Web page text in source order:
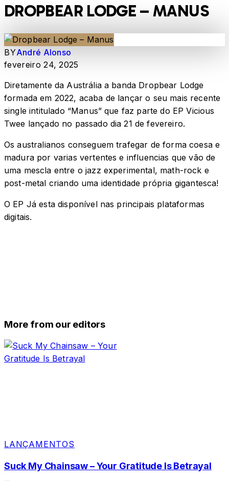
DROPBEAR LODGE – MANUS
BYAndré Alonso
fevereiro 24, 2025
Diretamente da Austrália a banda Dropbear Lodge
formada em 2022, acaba de lançar o seu mais recente
single intitulado “Manus” que faz parte do EP Vicious
Twee lançado no passado dia 21 de fevereiro.
Os australianos conseguem trafegar de forma coesa e
madura por varias vertentes e influencias que vão de
uma mescla entre o jazz experimental, math-rock e
post-metal criando uma identidade própria gigantesca!
O EP Já esta disponível nas principais plataformas
digitais.
More from our editors
LANÇAMENTOS
Suck My Chainsaw – Your Gratitude Is Betrayal